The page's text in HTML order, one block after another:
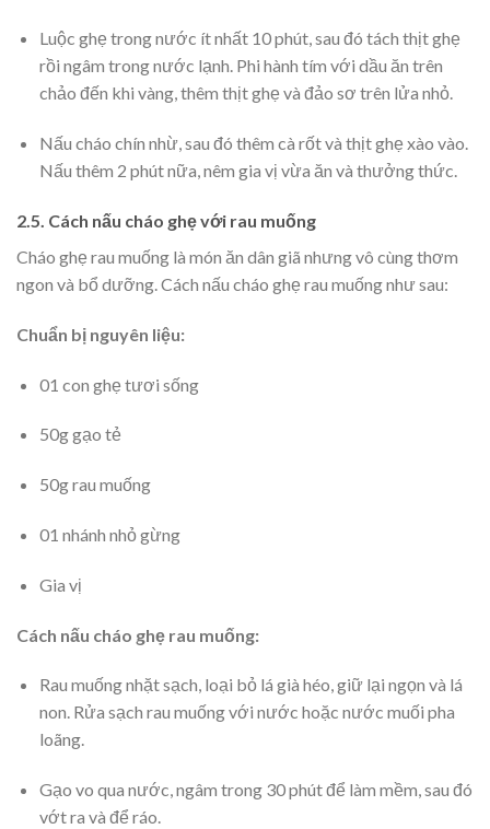
Luộc ghẹ trong nước ít nhất 10 phút, sau đó tách thịt ghẹ
rồi ngâm trong nước lạnh. Phi hành tím với dầu ăn trên
chảo đến khi vàng, thêm thịt ghẹ và đảo sơ trên lửa nhỏ.
Nấu cháo chín nhừ, sau đó thêm cà rốt và thịt ghẹ xào vào.
Nấu thêm 2 phút nữa, nêm gia vị vừa ăn và thưởng thức.
2.5. Cách nấu cháo ghẹ với rau muống
Cháo ghẹ rau muống là món ăn dân giã nhưng vô cùng thơm
ngon và bổ dưỡng. Cách nấu cháo ghẹ rau muống như sau:
Chuẩn bị nguyên liệu:
01 con ghẹ tươi sống
50g gạo tẻ
50g rau muống
01 nhánh nhỏ gừng
Gia vị
Cách nấu cháo ghẹ rau muống:
Rau muống nhặt sạch, loại bỏ lá già héo, giữ lại ngọn và lá
non. Rửa sạch rau muống với nước hoặc nước muối pha
loãng.
Gạo vo qua nước, ngâm trong 30 phút để làm mềm, sau đó
vớt ra và để ráo.